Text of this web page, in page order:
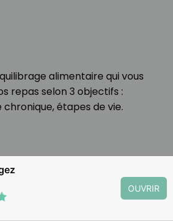
alimentaire qui vous
repas selon 3 objectifs :
étapes de vie.
OUVRIR